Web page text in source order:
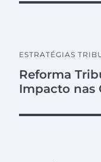
ESTRATÉGIAS
Reforma
Impacto nas